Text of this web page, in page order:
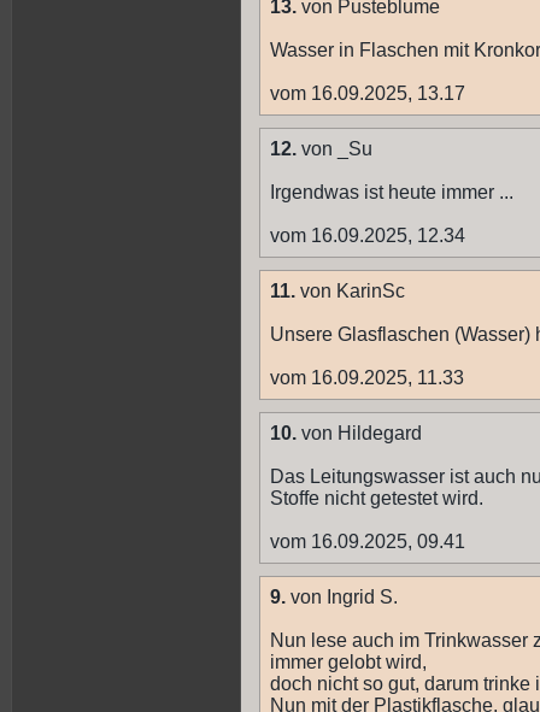
13. von Pusteblume
Wasser in Flaschen mit
vom 16.09.2025, 13.17
12. von _Su
Irgendwas ist heute immer ...
vom 16.09.2025, 12.34
11. von KarinSc
Unsere Glasflaschen
vom 16.09.2025, 11.33
10. von Hildegard
Das Leitungswasser ist auch
Stoffe nicht getestet wird.
vom 16.09.2025, 09.41
9. von Ingrid S.
Nun lese auch im Trinkwasser
immer gelobt wird,
doch nicht so gut, darum
Nun mit der Plastikflasche,